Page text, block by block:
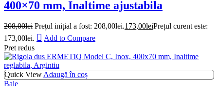
400×70 mm, Inaltime ajustabila
208,00lei Prețul inițial a fost: 208,00lei.173,00leiPrețul curent este:
173,00lei.
Add to Compare
Pret redus
Quick View Adaugă în coș
Baie